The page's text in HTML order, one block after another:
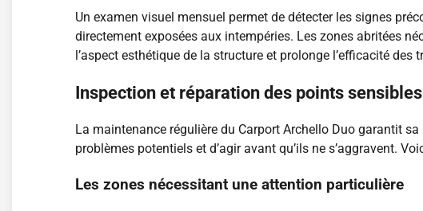
Un examen visuel mensuel permet de détecter les signes
directement exposées aux intempéries. Les zones abritées
l’aspect esthétique de la structure et prolonge l’efficacité des
Inspection et réparation des points sensibles
La maintenance régulière du Carport Archello Duo garantit
problèmes potentiels et d’agir avant qu’ils ne s’aggravent.
Les zones nécessitant une attention particulière